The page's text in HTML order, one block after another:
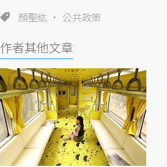
顏聖紘 公共政策
作者其他文章